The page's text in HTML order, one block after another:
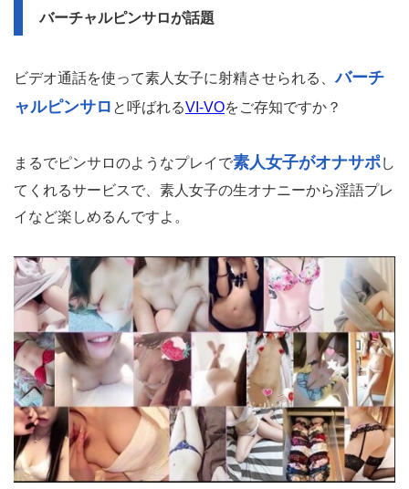
バーチャルピンサロが話題
ビデオ通話を使って素人女子に射精させられる、バーチ
ャルピンサロ と呼ばれるVI-VOをご存知ですか？
まるでピンサロのようなプレイで素人女子がオナサポし
てくれるサービスで、素人女子の生オナニーから淫語プレ
イなど楽しめるんですよ。